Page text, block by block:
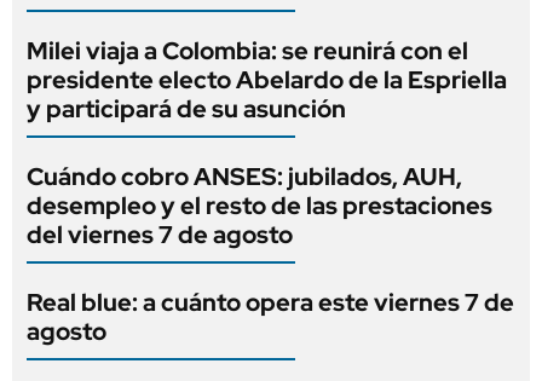
Milei viaja a Colombia: se reunirá con el
presidente electo Abelardo de la Espriella
y participará de su asunción
Cuándo cobro ANSES: jubilados, AUH,
desempleo y el resto de las prestaciones
del viernes 7 de agosto
Real blue: a cuánto opera este viernes 7 de
agosto